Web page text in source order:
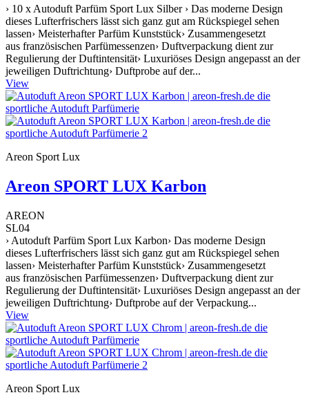
› 10 x Autoduft Parfüm Sport Lux Silber › Das moderne Design
dieses Lufterfrischers lässt sich ganz gut am Rückspiegel sehen
lassen› Meisterhafter Parfüm Kunststück› Zusammengesetzt
aus französischen Parfümessenzen› Duftverpackung dient zur
Regulierung der Duftintensität› Luxuriöses Design angepasst an der
jeweiligen Duftrichtung› Duftprobe auf der...
View
Areon Sport Lux
Areon SPORT LUX Karbon
AREON
SL04
› Autoduft Parfüm Sport Lux Karbon› Das moderne Design
dieses Lufterfrischers lässt sich ganz gut am Rückspiegel sehen
lassen› Meisterhafter Parfüm Kunststück› Zusammengesetzt
aus französischen Parfümessenzen› Duftverpackung dient zur
Regulierung der Duftintensität› Luxuriöses Design angepasst an der
jeweiligen Duftrichtung› Duftprobe auf der Verpackung...
View
Areon Sport Lux